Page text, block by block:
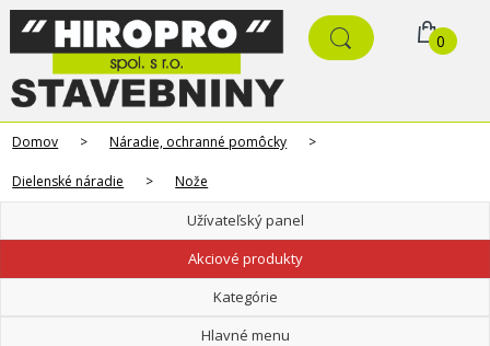
0
Domov > Náradie, ochranné pomôcky >
Dielenské náradie > Nože
Užívateľský panel
Akciové produkty
Kategórie
Hlavné menu